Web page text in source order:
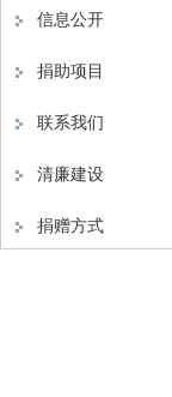
信息公开
捐助项目
联系我们
清廉建设
捐赠方式